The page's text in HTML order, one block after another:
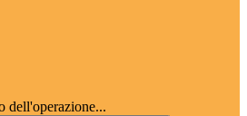
dell'operazione...